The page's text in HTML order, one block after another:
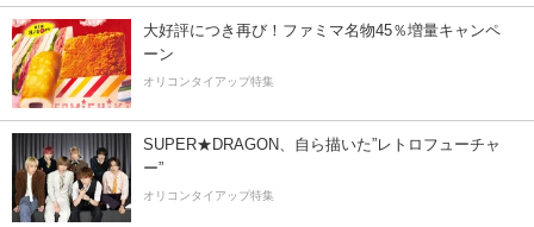
大好評につき再び！ファミマ名物45％増量キャンペ
ーン
オリコンタイアップ特集
SUPER★DRAGON、自ら描いた”レトロフューチャ
ー”
オリコンタイアップ特集